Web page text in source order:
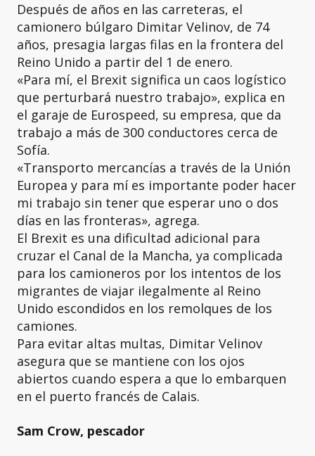
Después de años en las carreteras, el
camionero búlgaro Dimitar Velinov, de 74
años, presagia largas filas en la frontera del
Reino Unido a partir del 1 de enero.
«Para mí, el Brexit significa un caos logístico
que perturbará nuestro trabajo», explica en
el garaje de Eurospeed, su empresa, que da
trabajo a más de 300 conductores cerca de
Sofía.
«Transporto mercancías a través de la Unión
Europea y para mí es importante poder hacer
mi trabajo sin tener que esperar uno o dos
días en las fronteras», agrega.
El Brexit es una dificultad adicional para
cruzar el Canal de la Mancha, ya complicada
para los camioneros por los intentos de los
migrantes de viajar ilegalmente al Reino
Unido escondidos en los remolques de los
camiones.
Para evitar altas multas, Dimitar Velinov
asegura que se mantiene con los ojos
abiertos cuando espera a que lo embarquen
en el puerto francés de Calais.
Sam Crow, pescador